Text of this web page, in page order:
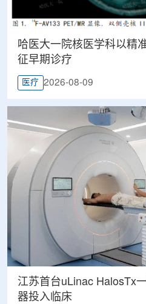
哈医大一院核医学科以精
征早期诊疗
医疗 2026-08-09
江苏首台uLinac HalosTx
器投入临床